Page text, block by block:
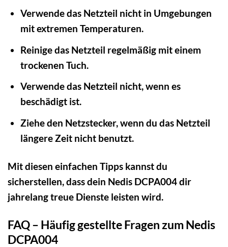
Verwende das Netzteil nicht in Umgebungen
mit extremen Temperaturen.
Reinige das Netzteil regelmäßig mit einem
trockenen Tuch.
Verwende das Netzteil nicht, wenn es
beschädigt ist.
Ziehe den Netzstecker, wenn du das Netzteil
längere Zeit nicht benutzt.
Mit diesen einfachen Tipps kannst du
sicherstellen, dass dein Nedis DCPA004 dir
jahrelang treue Dienste leisten wird.
FAQ – Häufig gestellte Fragen zum Nedis
DCPA004